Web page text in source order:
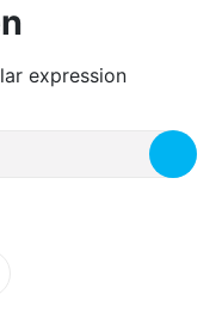
expression